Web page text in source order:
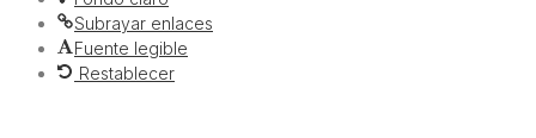
Subrayar enlaces
Fuente legible
Restablecer